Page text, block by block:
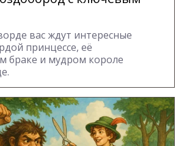
вас ждут интересные
принцессе, её
браке и мудром короле